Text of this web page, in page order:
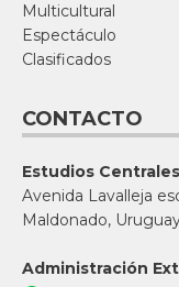
Multicultural
Espectáculo
Clasificados
CONTACTO
Estudios Centrales
Avenida Lavalleja
Maldonado,
Administración